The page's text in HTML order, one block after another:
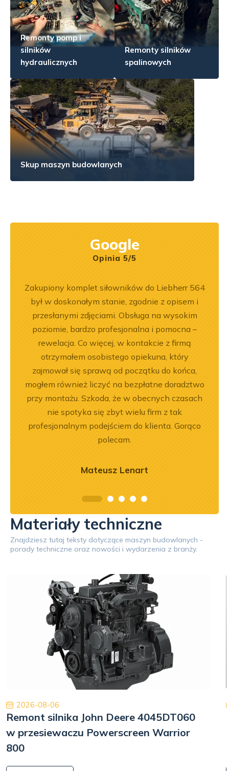
Remonty pomp i
silników
hydraulicznych
Remonty silników
spalinowych
Skup maszyn budowlanych
Google
Opinia 5/5
Zakupiony komplet siłowników do Liebherr 564
był w doskonałym stanie, zgodnie z opisem i
przesłanymi zdjęciami. Obsługa na wysokim
poziomie, bardzo profesjonalna i pomocna –
rewelacja. Co więcej, w kontakcie z firmą
otrzymałem osobistego opiekuna, który
zajmował się sprawą od początku do końca,
mogłem również liczyć na bezpłatne doradztwo
przy montażu. Szkoda, że w obecnych czasach
nie spotyka się zbyt wielu firm z tak
profesjonalnym podejściem do klienta. Gorąco
polecam.
Mateusz Lenart
Materiały techniczne
Znajdziesz tutaj teksty dotyczące maszyn budowlanych -
porady techniczne oraz nowości i wydarzenia z branży.
2026-08-06
Remont silnika John Deere 4045DT060
w przesiewaczu Powerscreen Warrior
800